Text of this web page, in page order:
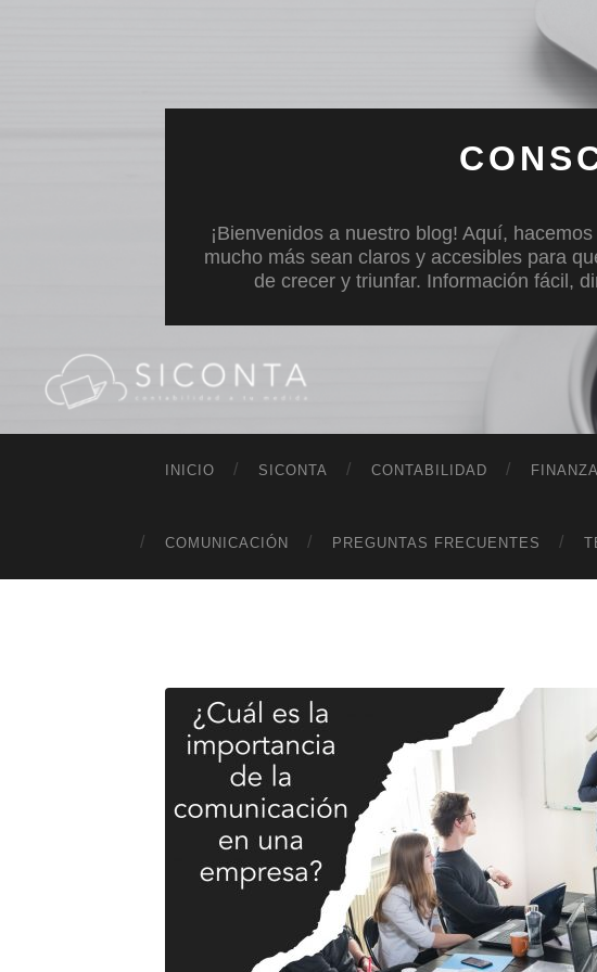
¡Bienvenidos a nuestro blog! Aquí,
mucho más sean claros y accesibles para
de crecer y triunfar. Información fácil,
INICIO SICONTA CONTABILIDAD
COMUNICACIÓN PREGUNTAS FRECUENTES